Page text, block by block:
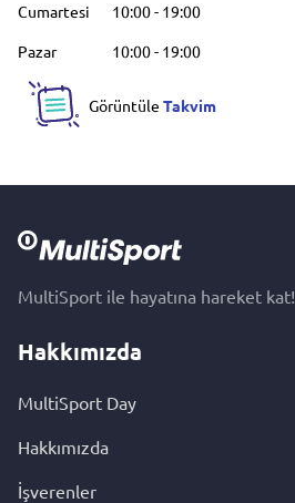
Cumartesi
10:00- 19:00
Pazar
10:00- 19:00
Görüntüle Takvim
MultiSport ile hayatına hareket kat!
Hakkımızda
MultiSport Day
Hakkımızda
İşverenler